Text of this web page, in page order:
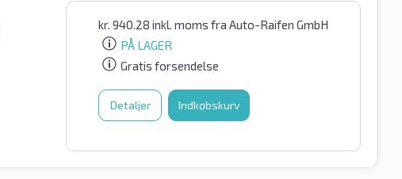
kr. 940.28 inkl. moms fra Auto-Raifen GmbH
PÅ LAGER
Gratis forsendelse
Detaljer Indkøbskurv